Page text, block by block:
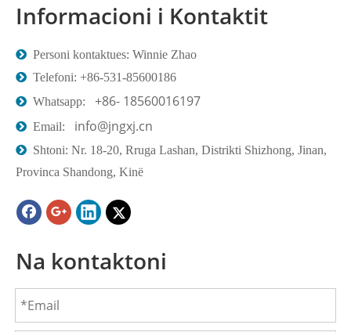
Informacioni i Kontaktit
 Personi kontaktues: Winnie Zhao
 Telefoni: +86-531-85600186
 Whatsapp: +86- 18560016197
 Email: info@jngxj.cn
 Shtoni: Nr. 18-20, Rruga Lashan, Distrikti Shizhong, Jinan,
Provinca Shandong, Kinë
Na kontaktoni